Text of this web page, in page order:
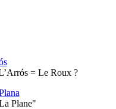
= Le Roux ?
Plane"